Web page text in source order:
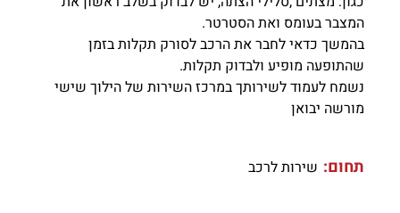
המצבר בעומס ואת הסטרטר.
בהמשך כדאי לחבר את הרכב לסורק תקלות בזמן
שהתופעה מופיע ולבדוק תקלות.
נשמח לעמוד לשירותך במרכז השירות של הילוך שישי
מורשה יבואן
תחום: שירות לרכב